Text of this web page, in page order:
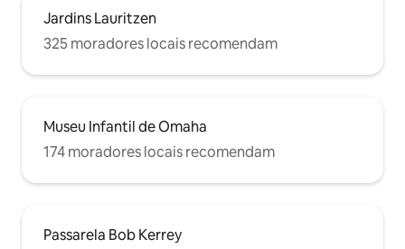
Jardins Lauritzen
325 moradores locais recomendam
Museu Infantil de Omaha
174 moradores locais recomendam
Passarela Bob Kerrey